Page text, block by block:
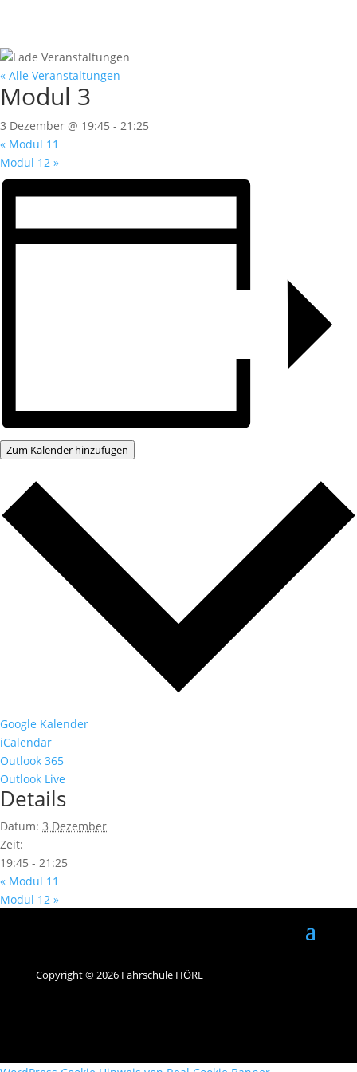
« Alle Veranstaltungen
Modul 3
3 Dezember @ 19:45 - 21:25
« Modul 11
Modul 12 »
Zum Kalender hinzufügen
Google Kalender
iCalendar
Outlook 365
Outlook Live
Details
Datum: 3 Dezember
Zeit:
19:45 - 21:25
« Modul 11
Modul 12 »
Copyright © 2026 Fahrschule HÖRL